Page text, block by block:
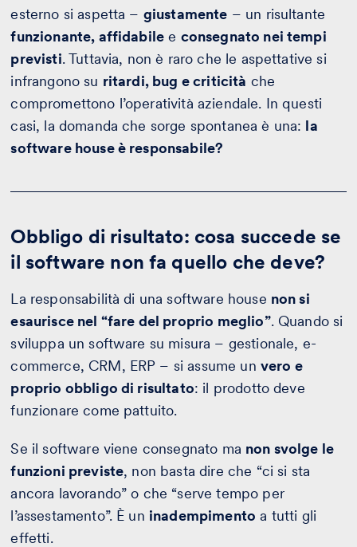
esterno si aspetta – giustamente – un risultante
funzionante, affidabile e consegnato nei tempi
previsti. Tuttavia, non è raro che le aspettative si
infrangono su ritardi, bug e criticità che
compromettono l’operatività aziendale. In questi
casi, la domanda che sorge spontanea è una: la
software house è responsabile?
Obbligo di risultato: cosa succede se
il software non fa quello che deve?
La responsabilità di una software house non si
esaurisce nel “fare del proprio meglio”. Quando si
sviluppa un software su misura – gestionale, e-
commerce, CRM, ERP – si assume un vero e
proprio obbligo di risultato: il prodotto deve
funzionare come pattuito.
Se il software viene consegnato ma non svolge le
funzioni previste, non basta dire che “ci si sta
ancora lavorando” o che “serve tempo per
l’assestamento”. È un inadempimento a tutti gli
effetti.